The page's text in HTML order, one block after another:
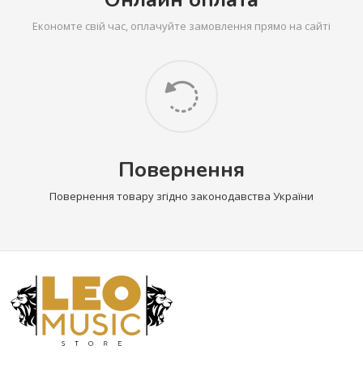
Економте свій час, оплачуйте замовлення прямо на сайті
Повернення
Повернення товару згідно законодавства України